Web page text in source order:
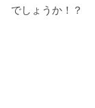
でしょうか！？